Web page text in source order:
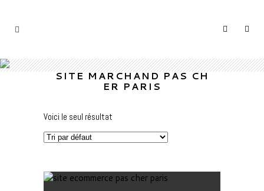
SITE MARCHAND PAS CH
ER PARIS
Voici le seul résultat